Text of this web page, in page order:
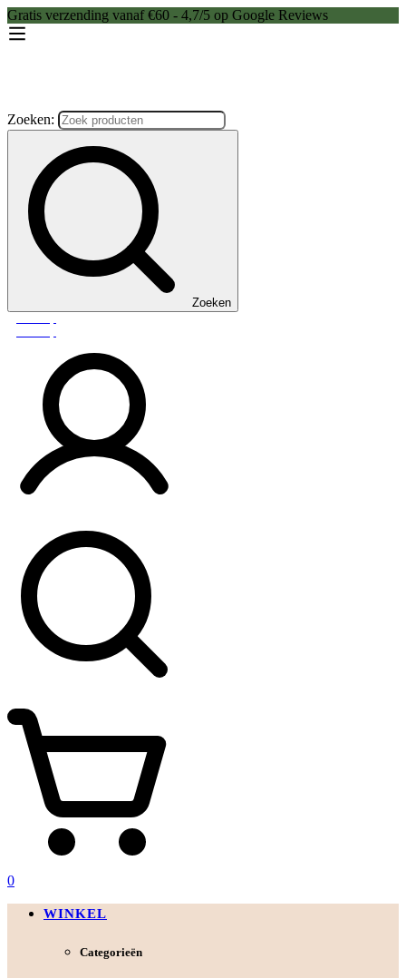
Gratis verzending vanaf €60 - 4,7/5 op Google Reviews
Zoeken:
Zoeken
0
WINKEL
Categorieën